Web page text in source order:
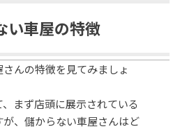
い車屋の特徴
んの特徴を見てみましょ
まず店頭に展示されている
、儲からない車屋さんはど